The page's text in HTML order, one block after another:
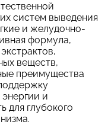
систем выведения
и желудочно-
формула,
веществ,
преимущества
и
для глубокого